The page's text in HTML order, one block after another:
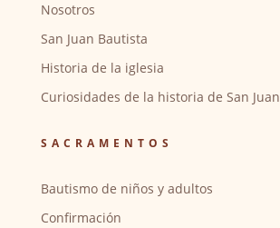
Nosotros
San Juan Bautista
Historia de la iglesia
Curiosidades de la historia de San Juan
SACRAMENTOS
Bautismo de niños y adultos
Confirmación